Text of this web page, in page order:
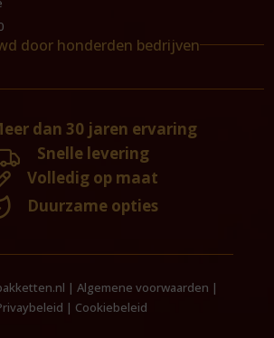
door honderden bedrijven
dan 30 jaren ervaring
Snelle levering
Volledig op maat
Duurzame opties
|Algemene voorwaarden |
| Cookiebeleid